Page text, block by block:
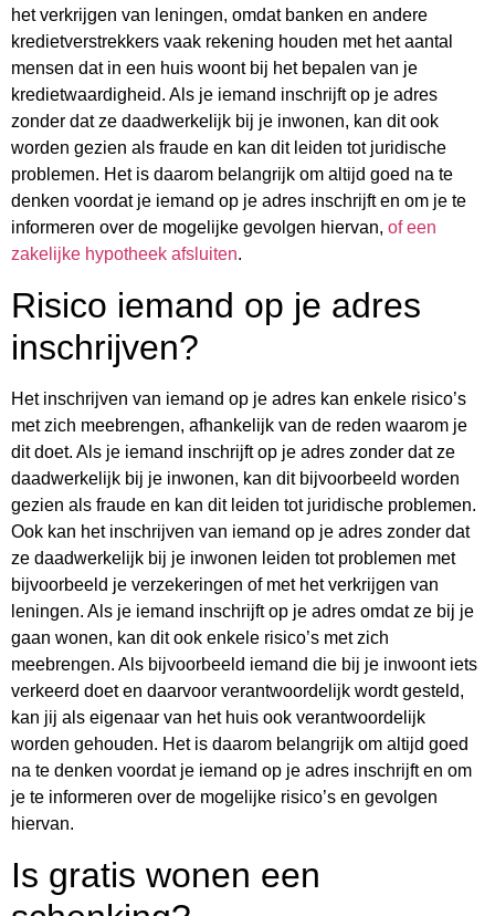
het verkrijgen van leningen, omdat banken en andere
kredietverstrekkers vaak rekening houden met het aantal
mensen dat in een huis woont bij het bepalen van je
kredietwaardigheid. Als je iemand inschrijft op je adres
zonder dat ze daadwerkelijk bij je inwonen, kan dit ook
worden gezien als fraude en kan dit leiden tot juridische
problemen. Het is daarom belangrijk om altijd goed na te
denken voordat je iemand op je adres inschrijft en om je te
informeren over de mogelijke gevolgen hiervan, of een
zakelijke hypotheek afsluiten.
Risico iemand op je adres
inschrijven?
Het inschrijven van iemand op je adres kan enkele risico’s
met zich meebrengen, afhankelijk van de reden waarom je
dit doet. Als je iemand inschrijft op je adres zonder dat ze
daadwerkelijk bij je inwonen, kan dit bijvoorbeeld worden
gezien als fraude en kan dit leiden tot juridische problemen.
Ook kan het inschrijven van iemand op je adres zonder dat
ze daadwerkelijk bij je inwonen leiden tot problemen met
bijvoorbeeld je verzekeringen of met het verkrijgen van
leningen. Als je iemand inschrijft op je adres omdat ze bij je
gaan wonen, kan dit ook enkele risico’s met zich
meebrengen. Als bijvoorbeeld iemand die bij je inwoont iets
verkeerd doet en daarvoor verantwoordelijk wordt gesteld,
kan jij als eigenaar van het huis ook verantwoordelijk
worden gehouden. Het is daarom belangrijk om altijd goed
na te denken voordat je iemand op je adres inschrijft en om
je te informeren over de mogelijke risico’s en gevolgen
hiervan.
Is gratis wonen een